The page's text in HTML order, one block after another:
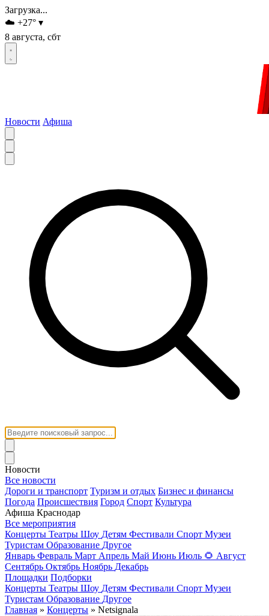
Загрузка...
☁️ +27° ▾
8 августа, сбт
Новости Афиша
Новости
Все новости
Дороги и транспорт Туризм и отдых Бизнес и финансы
Погода Происшествия Город Спорт Культура
Афиша Краснодар
Все мероприятия
Концерты Театры Шоу Детям Фестивали Спорт Музеи
Туристам Образование Другое
Январь Февраль Март Апрель Май Июнь Июль 🌻 Август
Сентябрь Октябрь Ноябрь Декабрь
Площадки Подборки
Концерты Театры Шоу Детям Фестивали Спорт Музеи
Туристам Образование Другое
Главная » Концерты » Netsignala